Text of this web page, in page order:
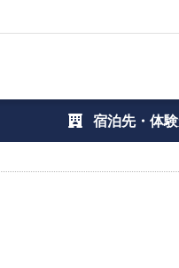
宿泊先・体